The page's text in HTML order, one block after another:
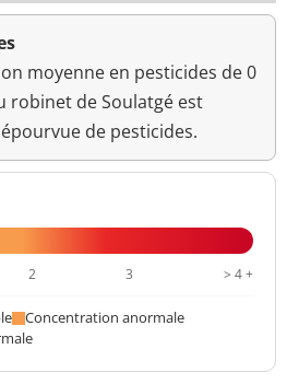
moyenne en pesticides de 0
robinet de Soulatgé est
de pesticides.
2 3 > 4 +
Concentration anormale